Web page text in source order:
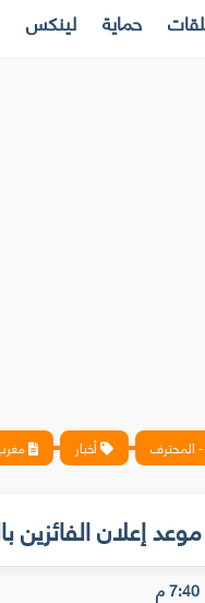
حماية لينكس
المحترف أخبار مغرب
الفائزين
7:40 م